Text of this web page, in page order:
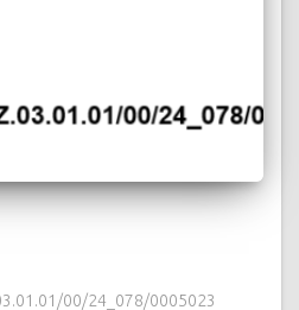
00/24_078/0005023